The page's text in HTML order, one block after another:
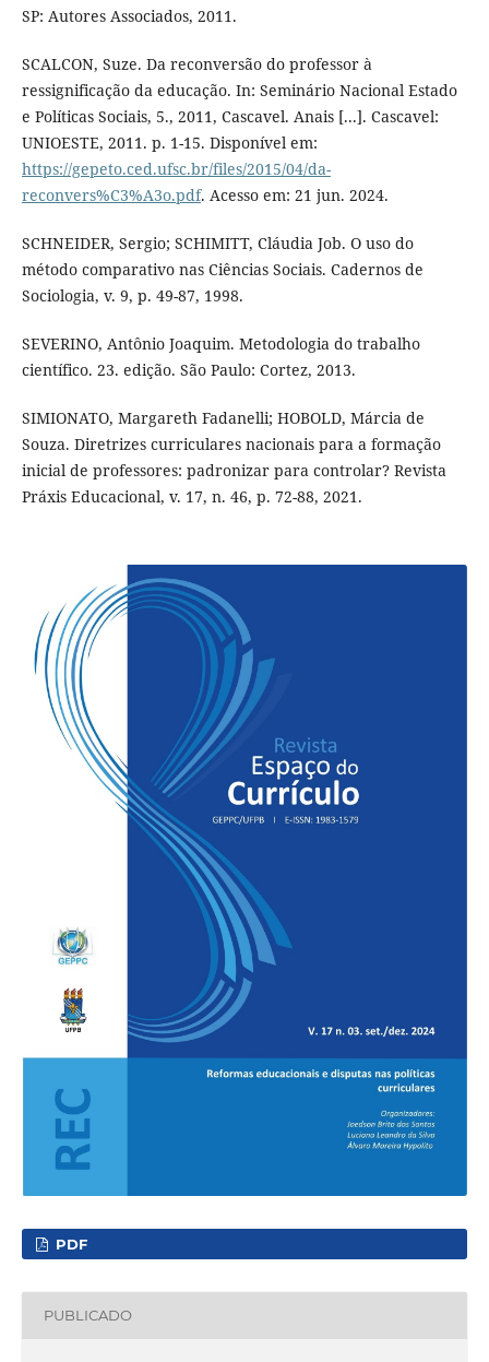
SP: Autores Associados, 2011.
SCALCON, Suze. Da reconversão do professor à
ressignificação da educação. In: Seminário Nacional Estado
e Políticas Sociais, 5., 2011, Cascavel. Anais [...]. Cascavel:
UNIOESTE, 2011. p. 1-15. Disponível em:
https://gepeto.ced.ufsc.br/files/2015/04/da-
reconvers%C3%A3o.pdf. Acesso em: 21 jun. 2024.
SCHNEIDER, Sergio; SCHIMITT, Cláudia Job. O uso do
método comparativo nas Ciências Sociais. Cadernos de
Sociologia, v. 9, p. 49-87, 1998.
SEVERINO, Antônio Joaquim. Metodologia do trabalho
científico. 23. edição. São Paulo: Cortez, 2013.
SIMIONATO, Margareth Fadanelli; HOBOLD, Márcia de
Souza. Diretrizes curriculares nacionais para a formação
inicial de professores: padronizar para controlar? Revista
Práxis Educacional, v. 17, n. 46, p. 72-88, 2021.
PDF
PUBLICADO